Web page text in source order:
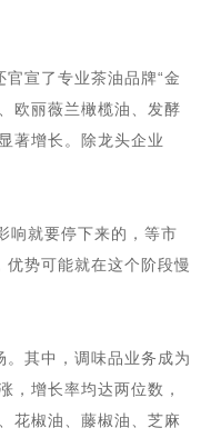
宣了专业茶油品牌“金
欧丽薇兰橄榄油、发酵
著增长。除龙头企业
响就要停下来的，等市
势可能就在这个阶段慢
其中，调味品业务成为
，增长率均达两位数，
花椒油、藤椒油、芝麻